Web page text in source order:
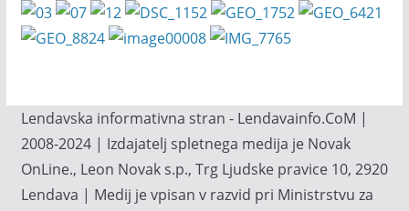
Lendavska informativna stran - Lendavainfo.CoM |
2008-2024 | Izdajatelj spletnega medija je Novak
OnLine., Leon Novak s.p., Trg Ljudske pravice 10, 2920
Lendava | Medij je vpisan v razvid pri Ministrstvu za